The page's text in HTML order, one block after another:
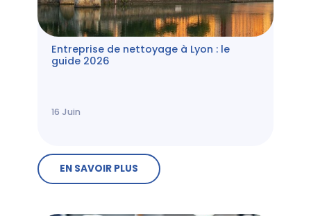
Entreprise de nettoyage à Lyon : le
guide 2026
16 Juin
EN SAVOIR PLUS